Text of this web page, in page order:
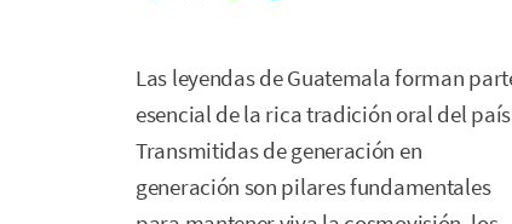
Las leyendas de Guatemala forman
esencial de la rica tradición oral del
Transmitidas de generación en
generación son pilares fundamentales